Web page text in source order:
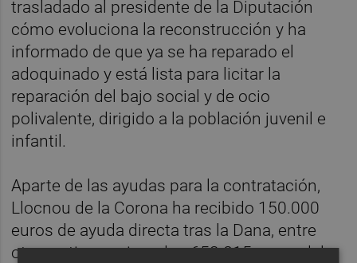
trasladado al presidente de la Diputación
cómo evoluciona la reconstrucción y ha
informado de que ya se ha reparado el
adoquinado y está lista para licitar la
reparación del bajo social y de ocio
polivalente, dirigido a la población juvenil e
infantil.
Aparte de las ayudas para la contratación,
Llocnou de la Corona ha recibido 150.000
euros de ayuda directa tras la Dana, entre
otras, y tiene asignados 653.815 euros del